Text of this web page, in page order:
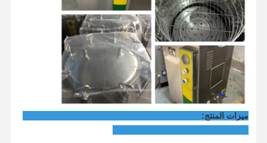
جولة في
المصنع
مراقبة الجودة اتصل بنا أخبار
القضايا
ميزات المنتج: